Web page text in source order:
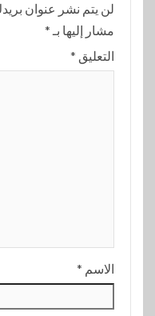
لن يتم نشر عنوان
مشار إليها بـ *
التعليق *
الاسم *